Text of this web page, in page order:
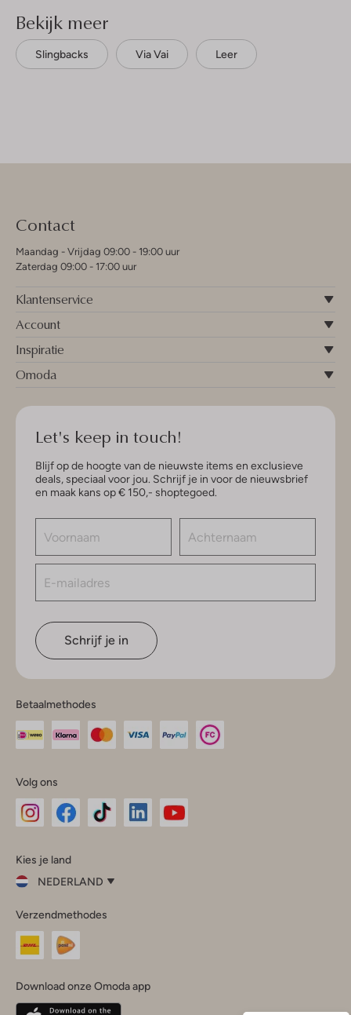
Bekijk meer
Slingbacks Via Vai Leer
Contact
Maandag - Vrijdag 09:00 - 19:00 uur
Zaterdag 09:00 - 17:00 uur
Klantenservice
Account
Inspiratie
Omoda
Let's keep in touch!
Blijf op de hoogte van de nieuwste items en exclusieve
deals, speciaal voor jou. Schrijf je in voor de nieuwsbrief
en maak kans op € 150,- shoptegoed.
Schrijf je in
Betaalmethodes
Volg ons
InstagramFacebook
Kies je land
NEDERLAND
je
land
Nederland
Belgique(Français)
Verzendmethodes
Download onze Omoda app